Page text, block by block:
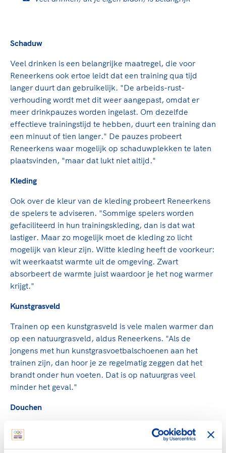
Schaduw
Veel drinken is een belangrijke maatregel, die voor
Reneerkens ook ertoe leidt dat een training qua tijd
langer duurt dan gebruikelijk. "De arbeids-rust-
verhouding wordt met dit weer aangepast, omdat er
meer drinkpauzes worden ingelast. Om dezelfde
effectieve trainingstijd te hebben, duurt een training dan
een minuut of tien langer." De pauzes probeert
Reneerkens waar mogelijk op schaduwplekken te laten
plaatsvinden, "maar dat lukt niet altijd."
Kleding
Ook over de kleur van de kleding probeert Reneerkens
de spelers te adviseren. "Sommige spelers worden
gefaciliteerd in hun trainingskleding, dan is dat wat
lastiger. Maar zo mogelijk moet de kleding zo licht
mogelijk van kleur zijn. Witte kleding heeft de voorkeur:
wit weerkaatst warmte uit de omgeving. Zwart
absorbeert de warmte juist waardoor je het nog warmer
krijgt."
Kunstgrasveld
Trainen op een kunstgrasveld is vele malen warmer dan
op een natuurgrasveld, aldus Reneerkens. "Als de
jongens met hun kunstgrasvoetbalschoenen aan het
trainen zijn, dan hoor je ze regelmatig zeggen dat het
brandt onder hun voeten. Dat is op natuurgras veel
minder het geval."
Douchen
Na afloop van de training is het goed om lauwwarm te
douchen. "Vooral niet te koud douchen, anders blijf je